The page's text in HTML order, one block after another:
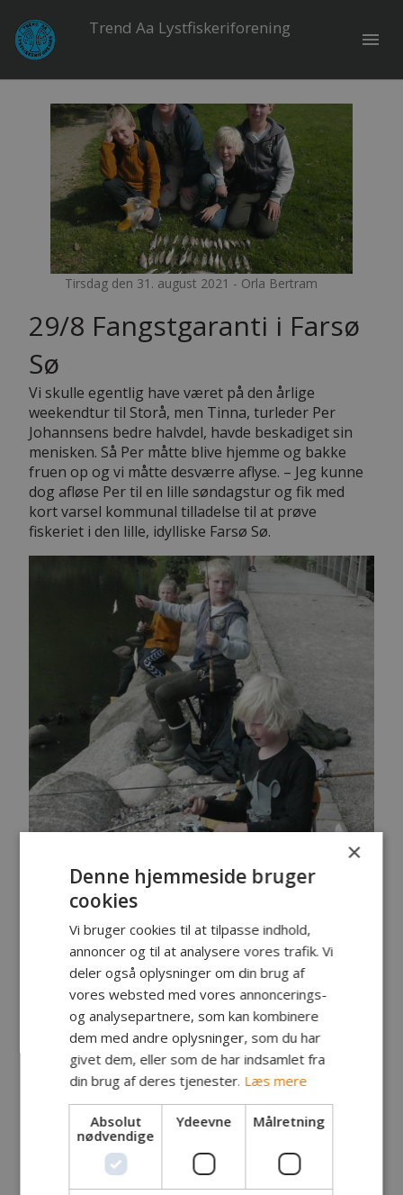
Trend Aa Lystfiskeriforening
menu
Tirsdag den 31. august 2021 - Orla Bertram
29/8 Fangstgaranti i Farsø
Sø
Vi skulle egentlig have været på den årlige
weekendtur til Storå, men Tinna, turleder Per
Johannsens bedre halvdel, havde beskadiget sin
menisken. Så Per måtte blive hjemme og bakke
fruen op og vi måtte desværre aflyse. – Jeg kunne
dog afløse Per til en lille søndagstur og fik med
kort varsel kommunal tilladelse til at prøve
fiskeriet i den lille, idylliske Farsø Sø.
Sebastian og Benjamin var tilmeldt sammen med
Karl og Aksel og deres far, Jesper. Vi forfodrede
med lidt majs på begge sider af broen ved den lille,
gule vandmølle og Aksel begyndte straks at fange
rudskaller, mens de tre andre startede fiskeriet
med spinnere efter aborrer og gedder.
Det viste sig hurtigt, at søen rummer et utal af
skaller og da den ser ud til at være en smule
overbelastet af grønalger, valgte vi at dræbe
skallerne og genudsætte rovfiskene.
×
Denne hjemmeside bruger
cookies
Vi bruger cookies til at tilpasse indhold,
annoncer og til at analysere vores trafik. Vi
deler også oplysninger om din brug af
vores websted med vores annoncerings-
og analysepartnere, som kan kombinere
dem med andre oplysninger, som du har
givet dem, eller som de har indsamlet fra
din brug af deres tjenester. Læs mere
Absolut
nødvendige
Ydeevne Målretning